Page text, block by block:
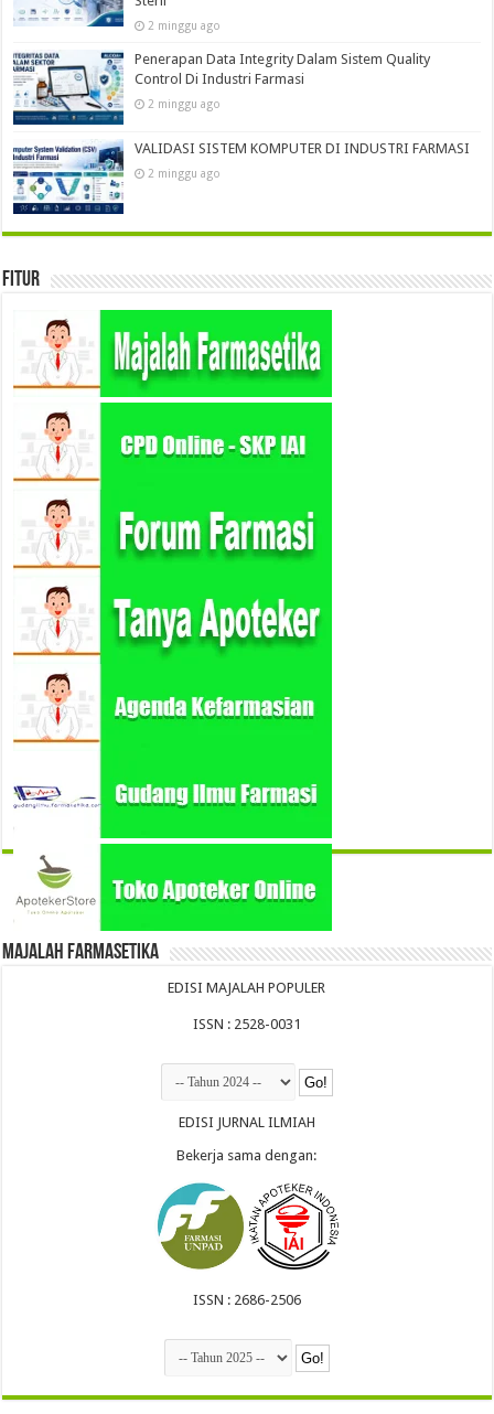
2 minggu ago
Penerapan Data Integrity Dalam Sistem Quality
Control Di Industri Farmasi
2 minggu ago
VALIDASI SISTEM KOMPUTER DI INDUSTRI FARMASI
2 minggu ago
Fitur
Majalah Farmasetika
EDISI MAJALAH POPULER
ISSN : 2528-0031
EDISI JURNAL ILMIAH
Bekerja sama dengan:
ISSN : 2686-2506